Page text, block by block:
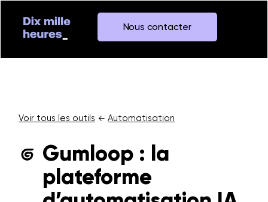
Nous contacter
Voir tous les outils ← Automatisation
Gumloop : la
plateforme